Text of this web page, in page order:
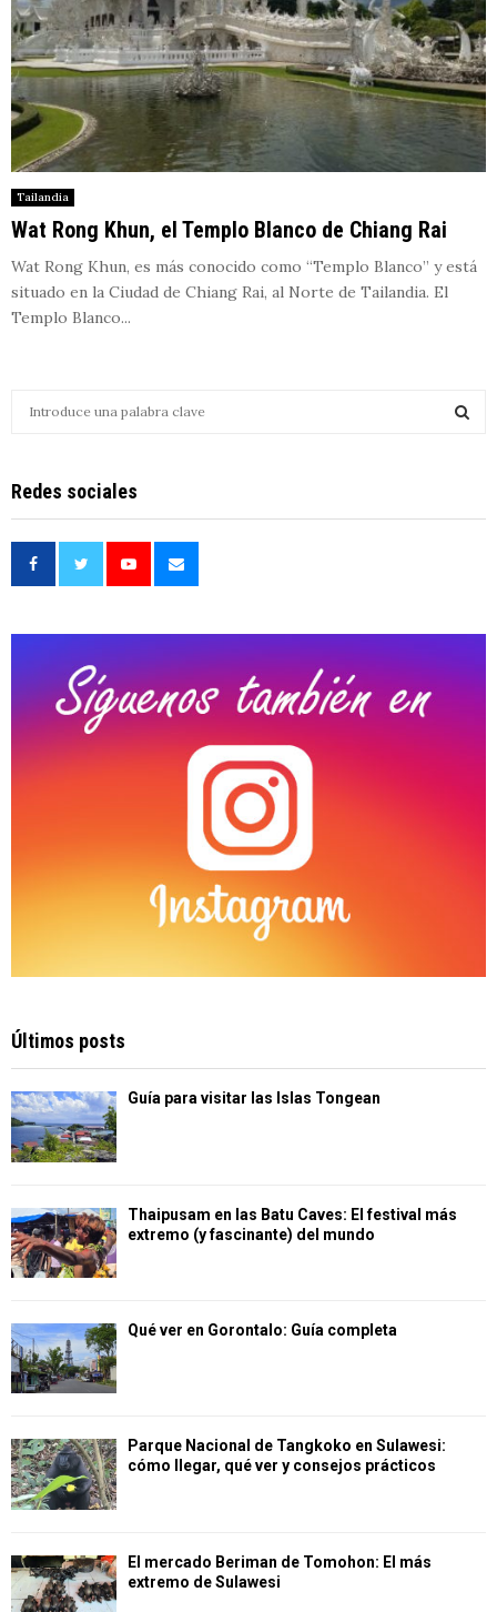
Tailandia
Wat Rong Khun, el Templo Blanco de Chiang Rai
Wat Rong Khun, es más conocido como “Templo Blanco” y está
situado en la Ciudad de Chiang Rai, al Norte de Tailandia. El
Templo Blanco...
c
h
f
r
C
Redes sociales
Últimos posts
Guía para visitar las Islas Tongean
Thaipusam en las Batu Caves: El festival más
extremo (y fascinante) del mundo
Qué ver en Gorontalo: Guía completa
Parque Nacional de Tangkoko en Sulawesi:
cómo llegar, qué ver y consejos prácticos
El mercado Beriman de Tomohon: El más
extremo de Sulawesi